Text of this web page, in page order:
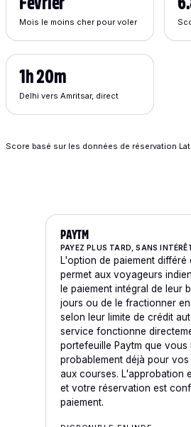
Mois le moins cher pour voler
Delhi vers Amritsar, direct
1h 20m
Score basé sur les données de réservation
PAYTM
PAYEZ PLUS TARD, SANS
L'option de paiement différé
permet aux voyageurs
le paiement intégral de leur
jours ou de le fractionner en
selon leur limite de crédit
service fonctionne
portefeuille Paytm que vous
probablement déjà pour
aux courses. L'approbation
et votre réservation est
paiement.